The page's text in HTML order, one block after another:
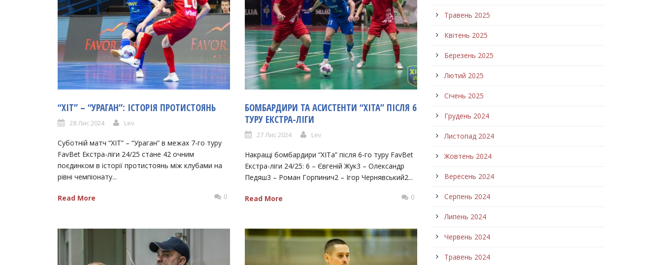
“ХІТ” – “УРАГАН”: ІСТОРІЯ ПРОТИСТОЯНЬ
28 Лис 2024 Lev
Суботній матч “ХІТ” – “Ураган” в межах 7-го туру
FavBet Екстра-ліги 24/25 стане 42 очним
поєдинком в історії протистоянь між клубами на
рівні чемпіонату...
Read More 0
БОМБАРДИРИ ТА АСИСТЕНТИ “ХІТА” ПІСЛЯ 6
ТУРУ ЕКСТРА-ЛІГИ
27 Лис 2024 Lev
Накращі бомбардири “ХІТа” після 6-го туру FavBet
Екстра-ліги 24/25: 6 – Євгеній Жук3 – Олександр
Педяш3 – Роман Горпинич2 – Ігор Чернявський2...
Read More 0
Травень 2025
Квітень 2025
Березень 2025
Лютий 2025
Січень 2025
Грудень 2024
Листопад 2024
Жовтень 2024
Вересень 2024
Серпень 2024
Липень 2024
Червень 2024
Травень 2024